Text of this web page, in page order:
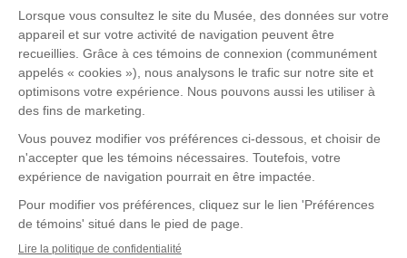
CLIENTÈLE CORPORATIVE
ET PRIVÉE
Location d'espaces
Activités corporatives
professionnels du
tourisme
Gestion des témoinsPolitique de confidentialité
Conditions d'utilisation Politique d'achat en ligne